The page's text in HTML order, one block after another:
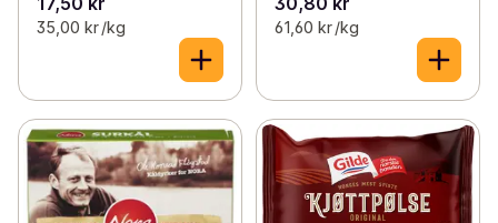
35,00 kr /kg 61,60 kr /kg